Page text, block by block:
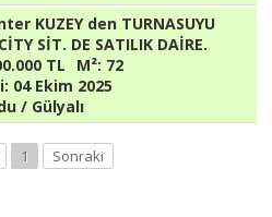
KUZEY den TURNASUYU
SİT. DE SATILIK DAİRE.
TL M²: 72
04 Ekim 2025
/ Gülyalı
1 Sonraki